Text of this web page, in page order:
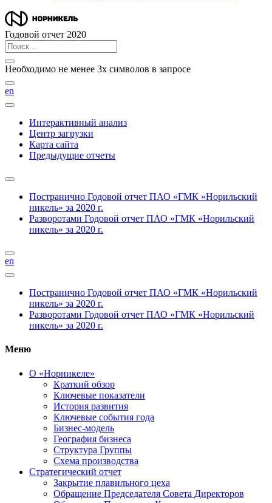
Годовой отчет 2020
Необходимо не менее 3х символов в запросе
en
Интерактивный анализ
Центр загрузки
Карта сайта
Предыдущие отчеты
Постранично Годовой отчет ПАО «ГМК «Норильский
никель» за 2020 г.
Разворотами Годовой отчет ПАО «ГМК «Норильский
никель» за 2020 г.
en
Постранично Годовой отчет ПАО «ГМК «Норильский
никель» за 2020 г.
Разворотами Годовой отчет ПАО «ГМК «Норильский
никель» за 2020 г.
Меню
О «Норникеле»
Краткий обзор
Ключевые показатели
История развития
Ключевые события года
Бизнес-модель
География бизнеса
Структура Группы
Схема производства
Стратегический отчет
Закрытие плавильного цеха
Обращение Председателя Совета Директоров